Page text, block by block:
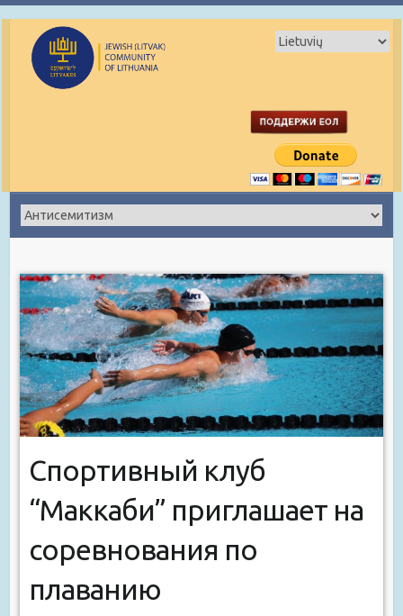
Спортивный клуб
“Маккаби” приглашает на
соревнования по
плаванию